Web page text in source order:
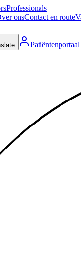
Professionals
onsContact en route
Patiëntenportaal